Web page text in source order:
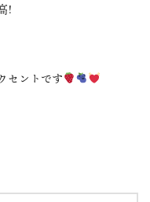
!
セントです